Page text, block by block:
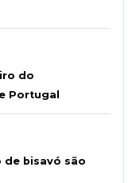
do
Portugal
de bisavó são